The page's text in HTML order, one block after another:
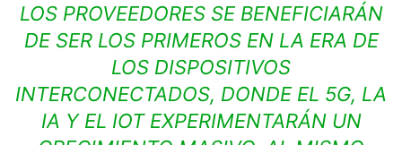
LOS PROVEEDORES SE BENEFICIARÁN
DE SER LOS PRIMEROS EN LA ERA DE
LOS DISPOSITIVOS
INTERCONECTADOS, DONDE EL 5G, LA
IA Y EL IOT EXPERIMENTARÁN UN